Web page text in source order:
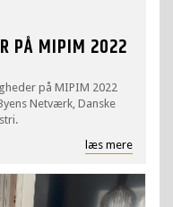
PÅ MIPIM 2022
på MIPIM 2022
Netværk, Danske
læs mere